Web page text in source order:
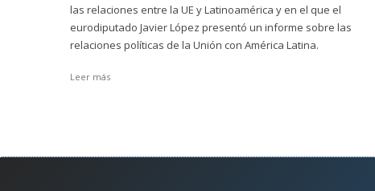
las relaciones entre la UE y Latinoamérica y en el que el
eurodiputado Javier López presentó un informe sobre las
relaciones políticas de la Unión con América Latina.
Leer más